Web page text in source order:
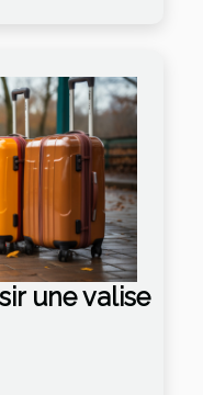
une valise